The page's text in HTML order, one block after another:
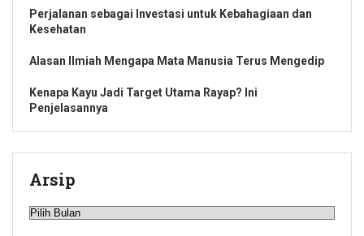
Perjalanan sebagai Investasi untuk Kebahagiaan dan
Kesehatan
Alasan Ilmiah Mengapa Mata Manusia Terus Mengedip
Kenapa Kayu Jadi Target Utama Rayap? Ini
Penjelasannya
Arsip
Arsip